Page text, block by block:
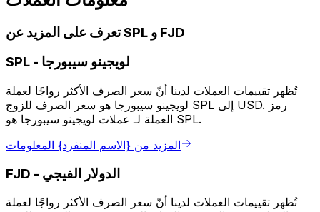
تعرف على المزيد عن SPL و FJD
SPL - لويجينو سيبورجا
تُظهر تقييمات العملات لدينا أنّ سعر الصرف الأكثر رواجًا لعملة
لويجينو سيبورجا هو سعر الصرف للزوج SPL إلى USD. رمز
العملة لـ عملات لويجينو سيبورجا هو SPL.
المزيد من {الاسم المنفرد} المعلومات
FJD - الدولار الفيجي
تُظهر تقييمات العملات لدينا أنّ سعر الصرف الأكثر رواجًا لعملة